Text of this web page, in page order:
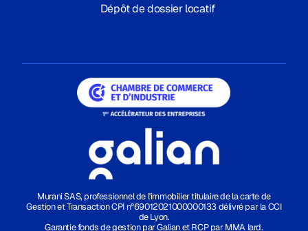
Dépôt de dossier locatif
Murani SAS, professionnel de l'immobilier titulaire de la carte de
Gestion et Transaction CPI n°69012021000000133 délivré par la CCI
de Lyon.
Garantie fonds de gestion par Galian et RCP par MMA Iard.